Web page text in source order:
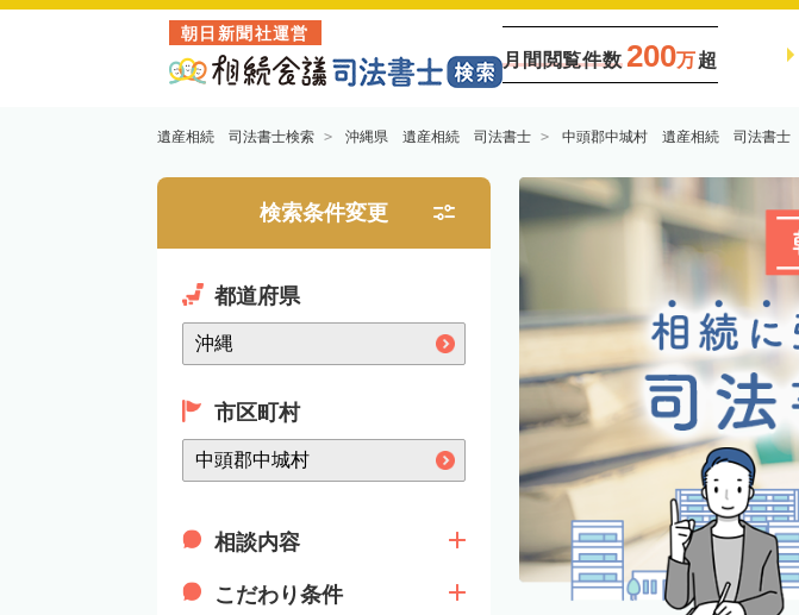
朝日新聞社運営
月間閲覧件数 200万超
遺産相続 司法書士検索 沖縄県 遺産相続 司法書士 中頭郡中城村 遺産相続 司法書士
検索条件変更
都道府県
市区町村
相談内容
こだわり条件